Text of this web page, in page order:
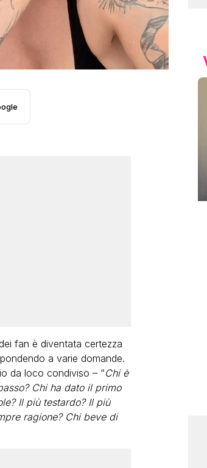
fan è diventata certezza
a varie domande.
da loco condiviso – “Chi è
Chi ha dato il primo
Il più testardo? Il più
ragione? Chi beve di
Camilla Milanesi lascia
“Addio cike mie, siete